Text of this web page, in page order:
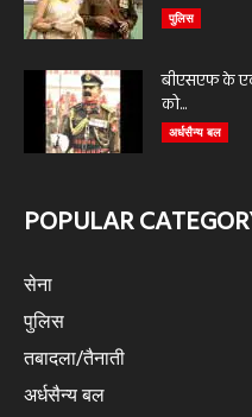
पुलिस
बीएसएफ के एक
को...
अर्धसैन्य बल
POPULAR
सेना
पुलिस
तबादला/तैनाती
अर्धसैन्य बल